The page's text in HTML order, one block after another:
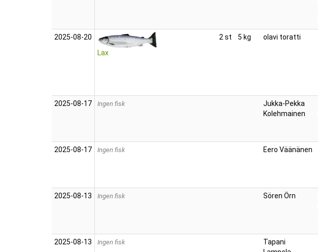
2025‑08‑20
Lax
2 st 5 kg olavi toratti
2025‑08‑17 Ingen fisk
Jukka-Pekka
Kolehmainen
2025‑08‑17 Ingen fisk Eero Väänänen
2025‑08‑13 Ingen fisk Sören Örn
2025‑08‑13 Ingen fisk
Tapani